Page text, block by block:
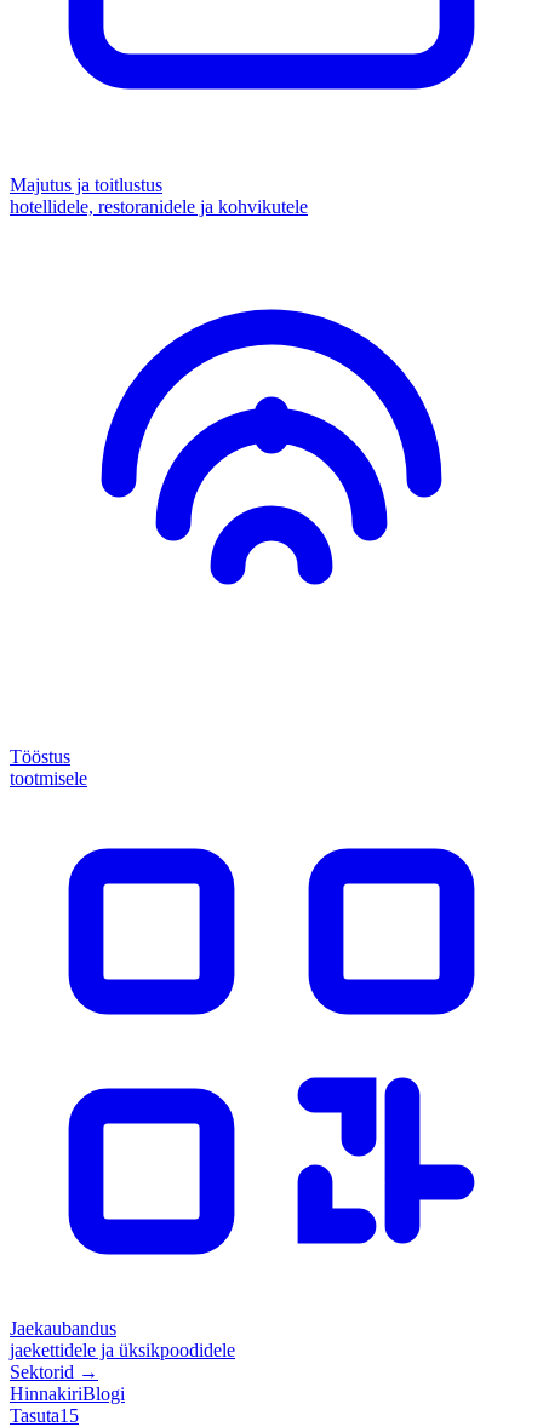
Majutus ja toitlustus
hotellidele, restoranidele ja kohvikutele
Tööstus
tootmisele
Jaekaubandus
jaekettidele ja üksikpoodidele
Sektorid →
HinnakiriBlogi
Tasuta15